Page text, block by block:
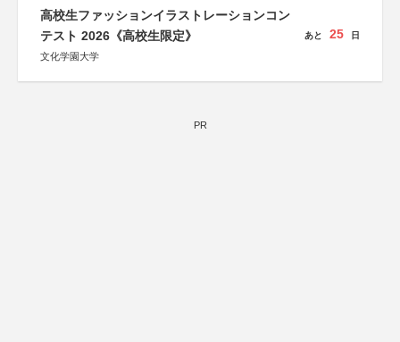
高校生ファッションイラストレーションコン
テスト 2026《高校生限定》
文化学園大学
あと 25 日
PR